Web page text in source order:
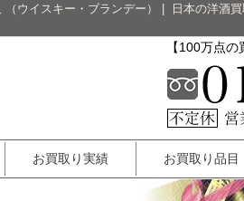
ウイスキー・ブランデー） 日本の洋酒
【100万点
お買取り実績 お買取り品目